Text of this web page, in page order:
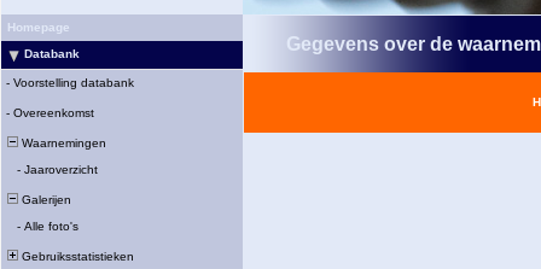
Homepage
Databank
- Voorstelling databank
- Overeenkomst
Waarnemingen
- Jaaroverzicht
Galerijen
- Alle foto's
Gebruiksstatistieken
Gegevens over de